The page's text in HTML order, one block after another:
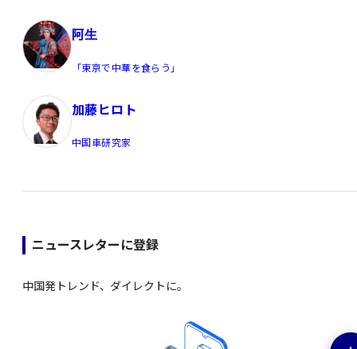
阿生
「東京で中華を食らう」
加藤ヒロト
中国車研究家
ニュースレターに登録
中国発トレンド、ダイレクトに。